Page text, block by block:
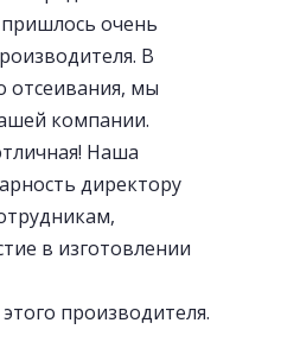
очень
В
отсеивания, мы
компании.
Наша
директору
в изготовлении
производителя.